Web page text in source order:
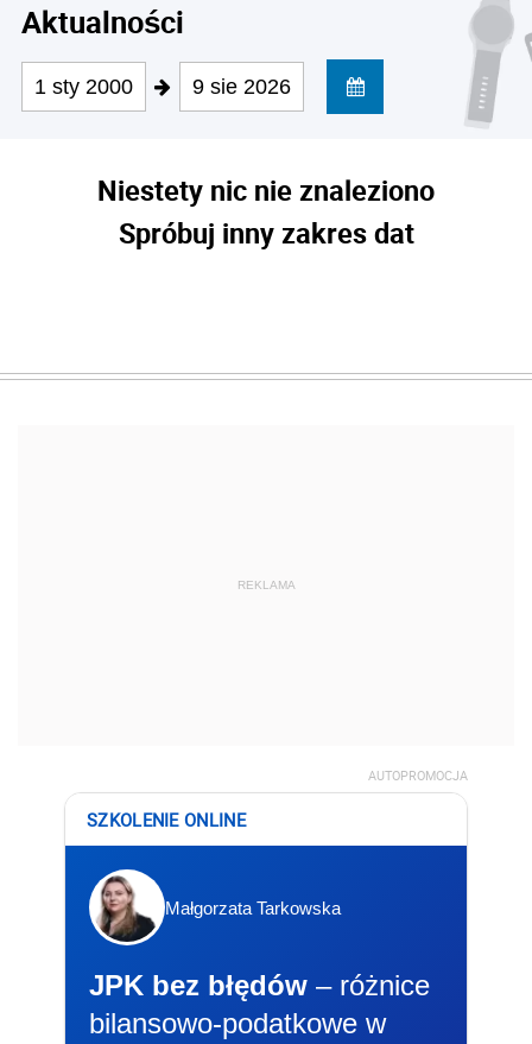
Aktualności
1 sty 2000 9 sie 2026
Niestety nic nie znaleziono
Spróbuj inny zakres dat
REKLAMA
AUTOPROMOCJA
SZKOLENIE ONLINE
Małgorzata Tarkowska
JPK bez błędów – różnice
bilansowo-podatkowe w